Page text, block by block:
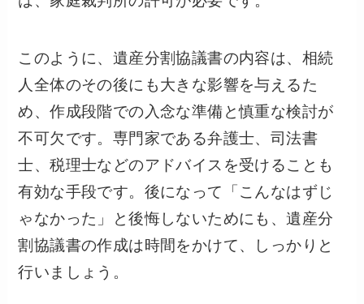
このように、遺産分割協議書の内容は、相続
人全体のその後にも大きな影響を与えるた
め、作成段階での入念な準備と慎重な検討が
不可欠です。専門家である弁護士、司法書
士、税理士などのアドバイスを受けることも
有効な手段です。後になって「こんなはずじ
ゃなかった」と後悔しないためにも、遺産分
割協議書の作成は時間をかけて、しっかりと
行いましょう。